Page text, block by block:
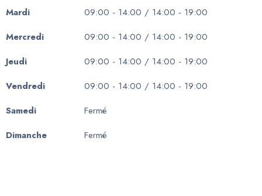
Mardi
09:00 - 14:00 / 14:00 - 19:00
Mercredi
09:00 - 14:00 / 14:00 - 19:00
Jeudi
09:00 - 14:00 / 14:00 - 19:00
Vendredi
09:00 - 14:00 / 14:00 - 19:00
Samedi
Fermé
Dimanche
Fermé